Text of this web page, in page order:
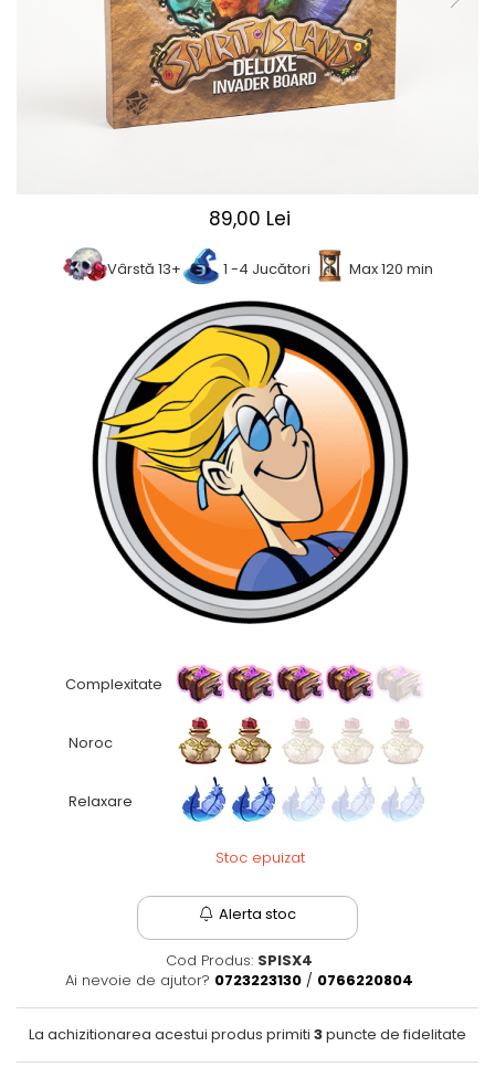
2 - 4 jucători
5 - 6 jucători
Categoriile Noastre
Premiate internațional
Ușor de transportat
Cele mai vândute
Sub 30 de minute
30 - 60 minute
Peste 2 ore
Tematică
Cultură pop
89,00 Lei
Vârstă 13+ 1 -4 Jucători Max 120 min
Complexitate
Noroc
Relaxare
Stoc epuizat
Alerta stoc
Cod Produs: SPISX4
Ai nevoie de ajutor? 0723223130 / 0766220804
La achizitionarea acestui produs primiti 3puncte de fidelitate